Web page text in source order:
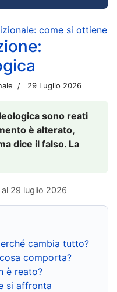
come si ottiene
29 Luglio 2026
sono reati
è alterato,
dice il falso. La
29 luglio 2026
cambia tutto?
comporta?
è reato?
si affronta